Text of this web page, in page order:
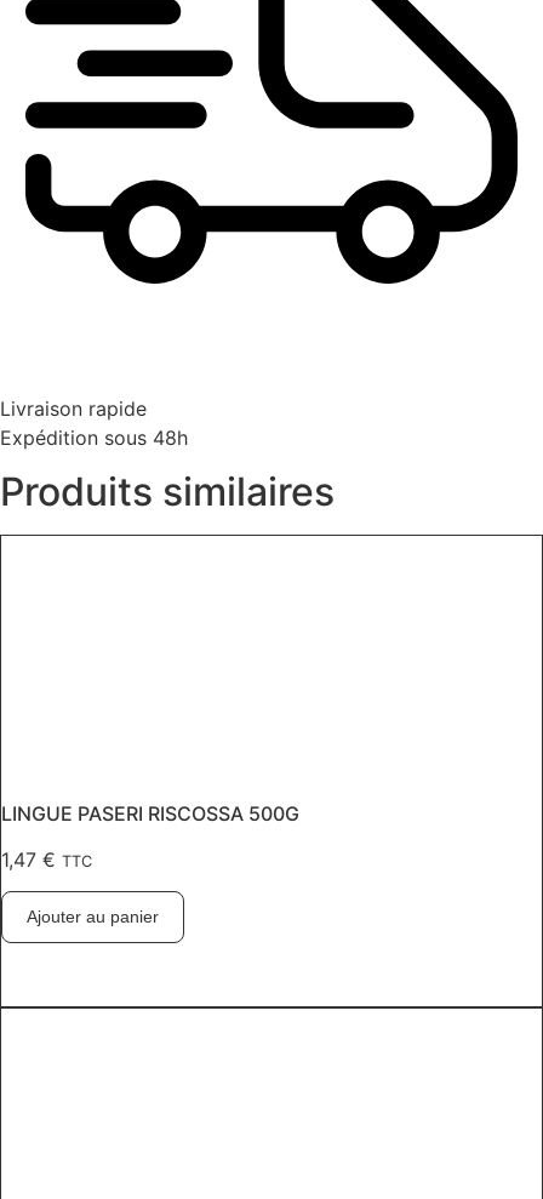
Livraison rapide
Expédition sous 48h
Produits similaires
LINGUE PASERI RISCOSSA 500G
1,47 € TTC
Ajouter au panier